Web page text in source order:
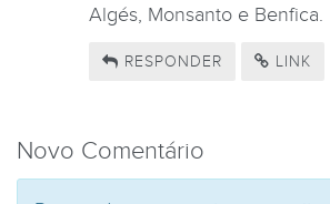
Algés, Monsanto e Benfica.
RESPONDER LINK
Novo Comentário